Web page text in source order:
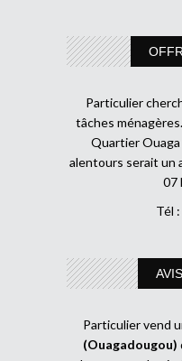
Particulier
tâches
Quartier
alentours serait un
07
Tél
Particulier vend
(Ouagadougou)